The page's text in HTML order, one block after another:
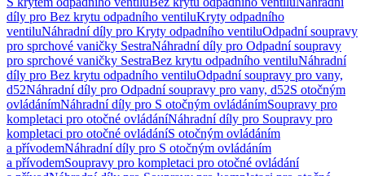
díly pro Bez krytu odpadního ventiluKryty odpadního
ventiluNáhradní díly pro Kryty odpadního ventiluOdpadní soupravy
pro sprchové vaničky SestraNáhradní díly pro Odpadní soupravy
pro sprchové vaničky SestraBez krytu odpadního ventiluNáhradní
díly pro Bez krytu odpadního ventiluOdpadní soupravy pro vany,
d52Náhradní díly pro Odpadní soupravy pro vany, d52S otočným
ovládánímNáhradní díly pro S otočným ovládánímSoupravy pro
kompletaci pro otočné ovládáníNáhradní díly pro Soupravy pro
kompletaci pro otočné ovládáníS otočným ovládáním
a přívodemNáhradní díly pro S otočným ovládáním
a přívodemSoupravy pro kompletaci pro otočné ovládání